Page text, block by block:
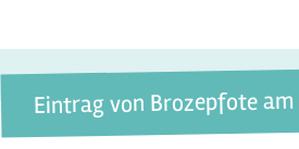
Eintrag von Brozepfote am